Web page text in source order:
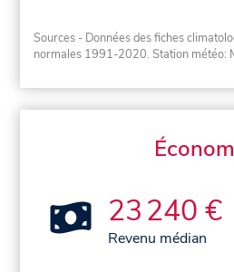
Sources - Données des fiches
normales 1991-2020. Station météo:
23 240 €
Revenu médian